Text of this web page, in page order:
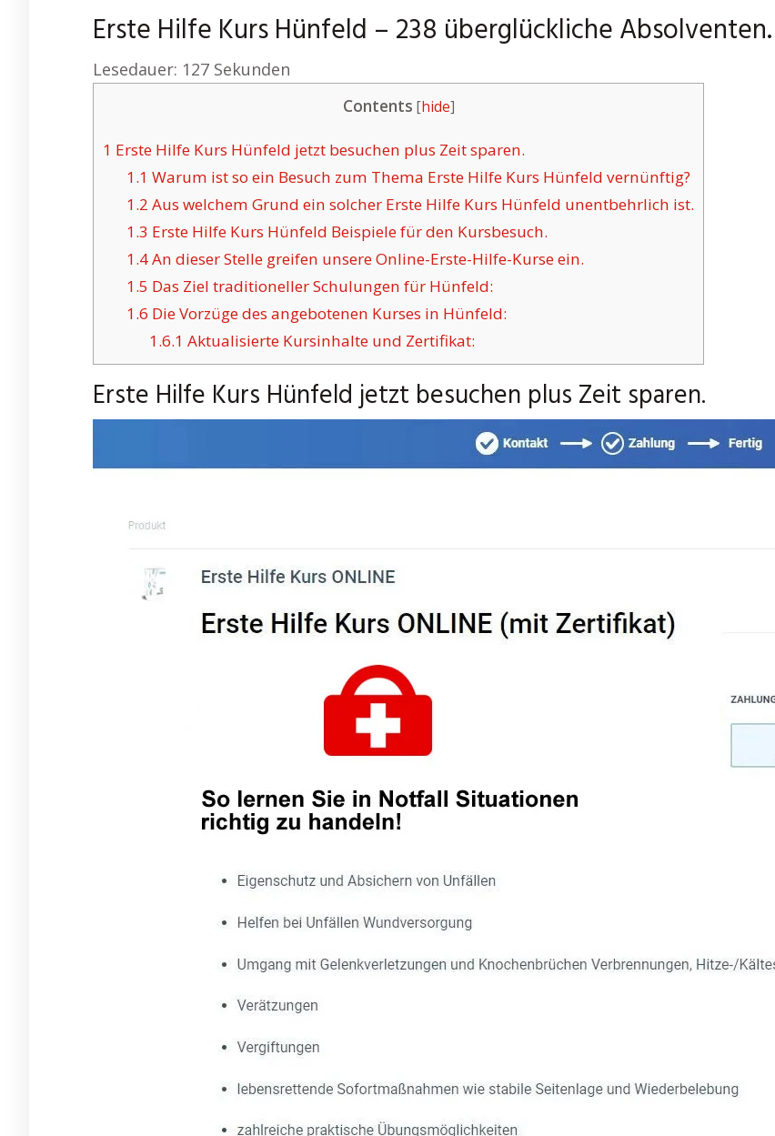
Erste Hilfe Kurs Hünfeld – 238 überglückliche Absolventen.
Lesedauer: 127 Sekunden
Contents [hide]
1 Erste Hilfe Kurs Hünfeld jetzt besuchen plus Zeit sparen.
1.1 Warum ist so ein Besuch zum Thema Erste Hilfe Kurs Hünfeld vernünftig?
1.2 Aus welchem Grund ein solcher Erste Hilfe Kurs Hünfeld unentbehrlich ist.
1.3 Erste Hilfe Kurs Hünfeld Beispiele für den Kursbesuch.
1.4An dieser Stelle greifen unsere Online-Erste-Hilfe-Kurse ein.
1.5 Das Ziel traditioneller Schulungen für Hünfeld:
1.6 Die Vorzüge des angebotenen Kurses in Hünfeld:
1.6.1 Aktualisierte Kursinhalte und Zertifikat:
Erste Hilfe Kurs Hünfeld jetzt besuchen plus Zeit sparen.